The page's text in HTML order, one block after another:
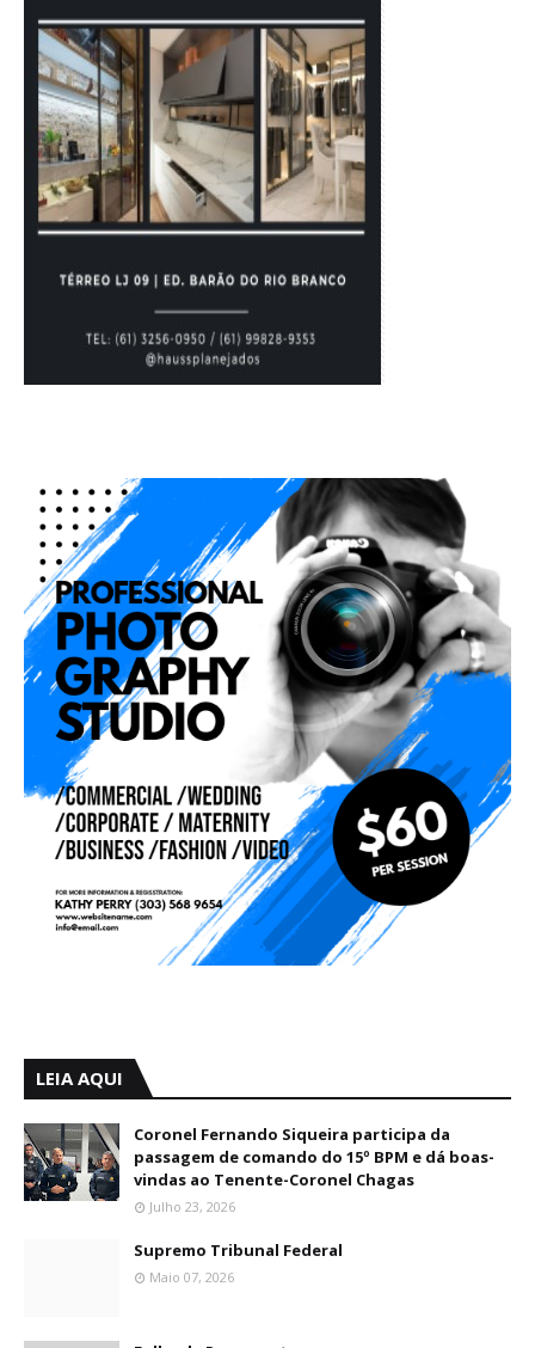
LEIA AQUI
Coronel Fernando Siqueira participa da
passagem de comando do 15º BPM e dá boas-
vindas ao Tenente-Coronel Chagas
Julho 23, 2026
Supremo Tribunal Federal
Maio 07, 2026